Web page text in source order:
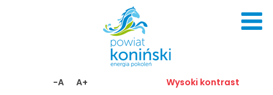
-A A+ Wysoki kontrast